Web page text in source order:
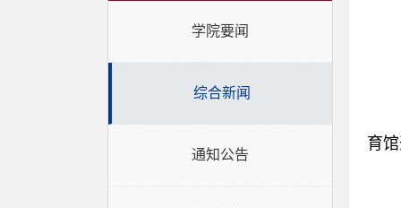
学院要闻
综合新闻
通知公告
育